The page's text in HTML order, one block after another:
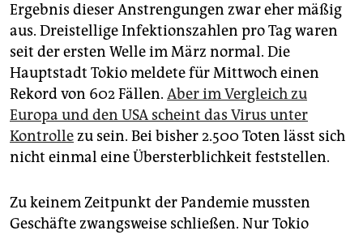
Ergebnis dieser Anstrengungen zwar eher mäßig
aus. Dreistellige Infektionszahlen pro Tag waren
seit der ersten Welle im März normal. Die
Hauptstadt Tokio meldete für Mittwoch einen
Rekord von 602 Fällen. Aber im Vergleich zu
Europa und den USA scheint das Virus unter
Kontrollezu sein. Bei bisher 2.500 Toten lässt sich
nicht einmal eine Übersterblichkeit feststellen.
Zu keinem Zeitpunkt der Pandemie mussten
Geschäfte zwangsweise schließen. Nur Tokio